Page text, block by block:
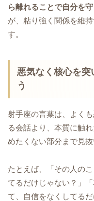
ら離れることで自分を
が、粘り強く関係を維
す。
悪気なく核心を突
う
射手座の言葉は、よく
る会話より、本質に触
めたくない部分まで見
たとえば、「その人の
てるだけじゃない？」
て、自信をなくしてる